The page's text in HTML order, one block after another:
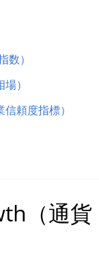
数）
）
頼度指標）
（通貨